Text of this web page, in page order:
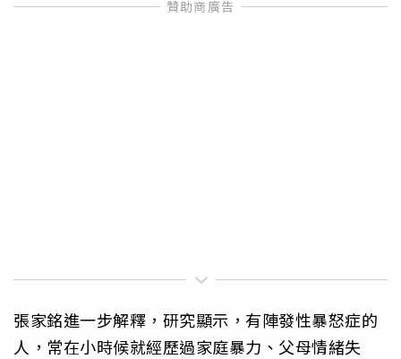
張家銘進一步解釋，研究顯示，有陣發性暴怒症的
人，常在小時候就經歷過家庭暴力、父母情緒失